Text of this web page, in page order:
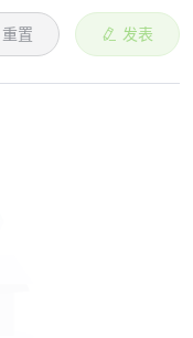
重置 发表